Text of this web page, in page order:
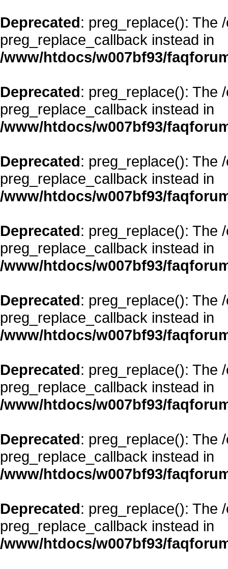
Deprecated: preg_replace(): The
preg_replace_callback instead in
/www/htdocs/w007bf93/
Deprecated: preg_replace(): The
preg_replace_callback instead in
/www/htdocs/w007bf93/
Deprecated: preg_replace(): The
preg_replace_callback instead in
/www/htdocs/w007bf93/
Deprecated: preg_replace(): The
preg_replace_callback instead in
/www/htdocs/w007bf93/
Deprecated: preg_replace(): The
preg_replace_callback instead in
/www/htdocs/w007bf93/
Deprecated: preg_replace(): The
preg_replace_callback instead in
/www/htdocs/w007bf93/
Deprecated: preg_replace(): The
preg_replace_callback instead in
/www/htdocs/w007bf93/
Deprecated: preg_replace(): The
preg_replace_callback instead in
/www/htdocs/w007bf93/